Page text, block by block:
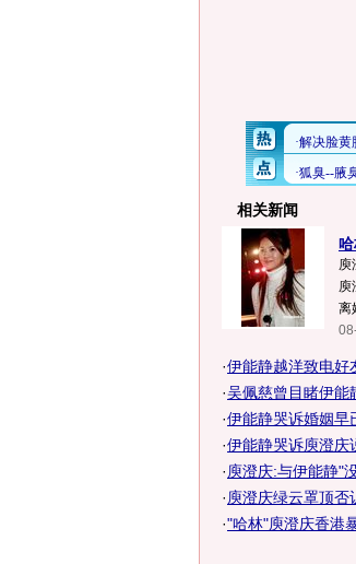
相关新闻
庾
庾
离
·伊能静越洋致电好
·吴佩慈曾目睹伊能
·伊能静哭诉婚姻早
·伊能静哭诉庾澄庆
·庾澄庆:与伊能静"
·庾澄庆绿云罩顶否
·"哈林"庾澄庆香港